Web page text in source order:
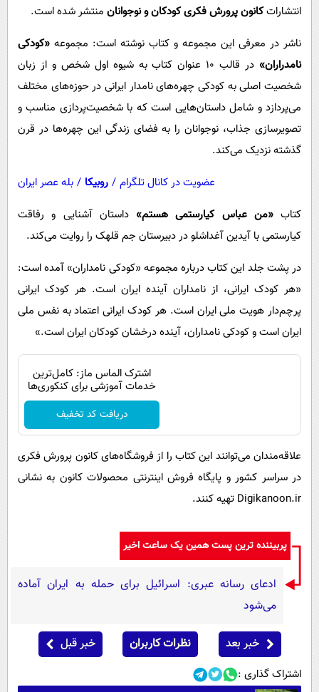
سلامت
فرهنگی
بین الملل
حیات وحش
انتشاراتکانون پرورش فکری کودکان و نوجوانان منتشر شده است.
ناشر در معرفی این مجموعه و کتاب نوشته است: مجموعه «کودکی
نامدراران»
در قالب ۱۰ عنوان کتاب به شیوه اول شخص و از زبان
شخصیت اصلی به کودکی چهره‌های نامدار ایرانی در حوزه‌های مختلف
می‌پردازد و شامل داستان‌هایی است که با شخصیت‌پردازی مناسب و
تصویرسازی جذاب، نوجوانان را به فضای زندگی این چهره‌ها در قرن
گذشته نزدیک می‌کند.
عضویت در کانال تلگرام / روبیکا / بله عصر ایران
کتاب«من عباس کیارستمی هستم» داستان آشنایی و رفاقت
کیارستمی با آیدین آغداشلو در دبیرستان جم قلهک را روایت می‌کند.
در پشت جلد این کتاب درباره مجموعه «کودکی نامداران» آمده است:
«هر کودک ایرانی، از نامداران آینده ایران است. هر کودک ایرانی
پرچم‌دار هویت ملی ایران است. هر کودک ایرانی اعتماد به نفس ملی
ایران است و کودکی نامداران، آینده درخشان کودکان ایران است.»
اشترک الماس ماز: کامل‌ترین
خدمات آموزشی برای کنکوری‌ها
دریافت کد تخفیف
علاقه‌مندان می‌توانند این کتاب را از فروشگاه‌های کانون پرورش فکری
در سراسر کشور و پایگاه فروش اینترنتی محصولات کانون به نشانی
Digikanoon.ir تهیه کنند.
پربیننده ترین پست همین یک ساعت اخیر
ادعای رسانه عبری: اسرائیل برای حمله به ایران آماده
می‌شود
خبر بعد نظرات کاربران خبر قبل
اشتراک گذاری :